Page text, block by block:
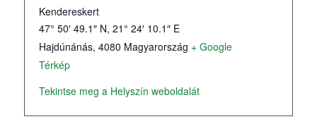
Kendereskert
47° 50′ 49.1″ N, 21° 24′ 10.1″ E
Hajdúnánás, 4080 Magyarország + Google
Térkép
Tekintse meg a Helyszín weboldalát